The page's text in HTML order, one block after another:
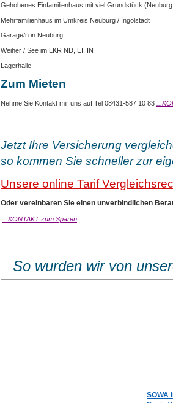
Gehobenes Einfamilienhaus mit viel Grundstück
Mehrfamilienhaus im Umkreis Neuburg / Ingolstadt
Garage/n in Neuburg
Weiher / See im LKR ND, EI, IN
Lagerhalle
Zum Mieten
Nehme Sie Kontakt mir uns auf Tel 08431-587 10 83
Jetzt Ihre Versicherung
so kommen Sie schneller zur
Unsere online Tarif
Oder vereinbaren Sie einen unverbindlichen
...KONTAKT zum Sparen
So wurden wir von
SOWA